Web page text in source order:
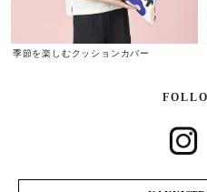
季節を楽しむクッションカバー